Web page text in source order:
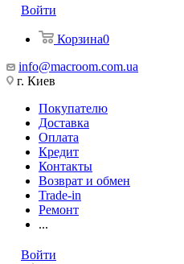
Войти
Корзина0
info@macroom.com.ua
г. Киев
Покупателю
Доставка
Оплата
Кредит
Контакты
Возврат и обмен
Trade-in
Ремонт
...
Войти